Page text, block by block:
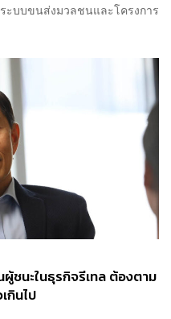
ะบบขนส่งมวลชนและโครงการ
ผู้ชนะในธุรกิจรีเทล ต้องตาม
กินไป